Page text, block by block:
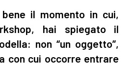
il momento in cui,
hai spiegato il
non “un oggetto”,
con cui occorre entrare